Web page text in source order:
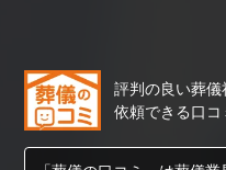
評判の良い葬儀
依頼できる口コ